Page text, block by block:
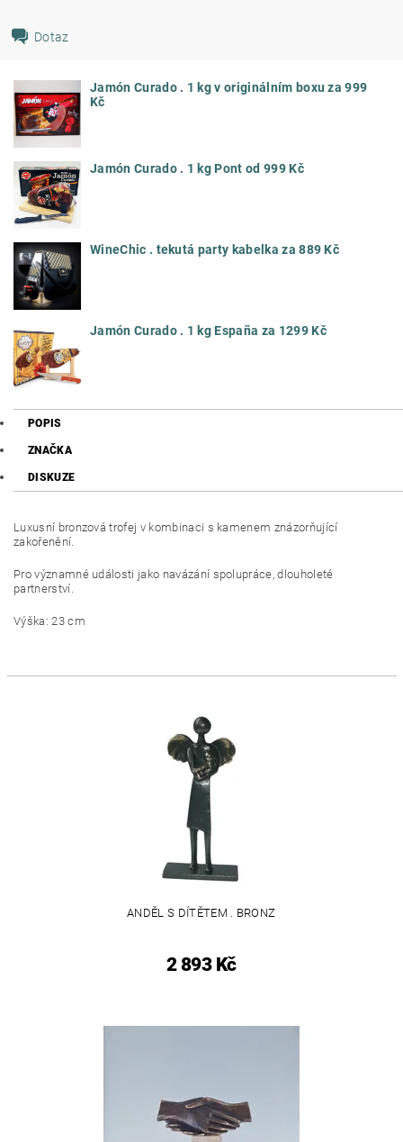
Dotaz
Jamón Curado . 1 kg v originálním boxu za 999
Kč
Jamón Curado . 1 kg Pont od 999 Kč
WineChic . tekutá party kabelka za 889 Kč
Jamón Curado . 1 kg España za 1299 Kč
POPIS
ZNAČKA
DISKUZE
Luxusní bronzová trofej v kombinaci s kamenem znázorňující
zakořenění.
Pro významné události jako navázání spolupráce, dlouholeté
partnerství.
Výška: 23 cm
ANDĚL S DÍTĚTEM . BRONZ
2 893 Kč